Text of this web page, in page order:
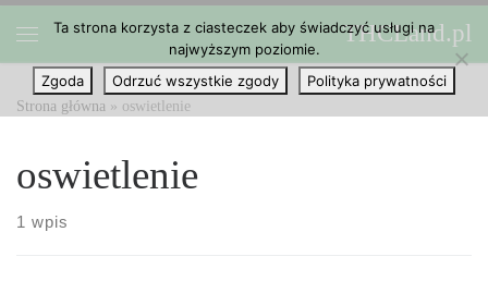
Przejdź do treści THCLand.pl
Strona główna » oswietlenie
oswietlenie
1 wpis
Ta strona korzysta z ciasteczek aby świadczyć usługi na
najwyższym poziomie.
Zgoda
Odrzuć wszystkie zgody Polityka prywatności